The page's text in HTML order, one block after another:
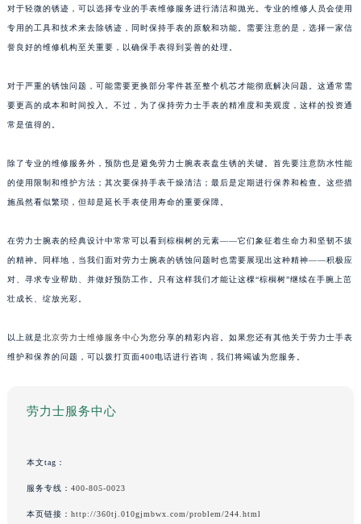
对于轻微的锈迹，可以选择专业的手表维修服务进行清洁和抛光。专业的维修人员会使用
专用的工具和技术来去除锈迹，同时保持手表的原貌和功能。需要注意的是，选择一家信
誉良好的维修机构至关重要，以确保手表得到妥善的处理。
对于严重的锈蚀问题，可能需要更换部分零件甚至整个机芯才能彻底解决问题。这通常需
要更高的成本和时间投入。不过，为了保持劳力士手表的精准度和美观度，这样的投资通
常是值得的。
除了专业的维修服务外，预防也是避免劳力士腕表表盘生锈的关键。首先要注意防水性能
的使用限制和维护方法；其次要保持手表干燥清洁；最后是定期进行保养和检查。这些措
施虽然看似繁琐，但却是延长手表使用寿命的重要保障。
在劳力士腕表的经典设计中常常可以看到棕榈树的元素——它们象征着生命力和坚韧不拔
的精神。同样地，当我们面对劳力士腕表的锈蚀问题时也需要展现出这种精神——积极应
对、寻求专业帮助、并做好预防工作。只有这样我们才能让这棵“棕榈树”继续在手腕上茁
壮成长、绽放光彩。
以上就是北京劳力士维修服务中心为您分享的精彩内容。如果您还有其他关于劳力士手表
维护和保养的问题，可以拨打页面400电话进行咨询，我们将竭诚为您服务。
劳力士服务中心
本文tag：
服务专线： 400-805-0023
本页链接： http://360tj.010gjmbwx.com/problem/244.html